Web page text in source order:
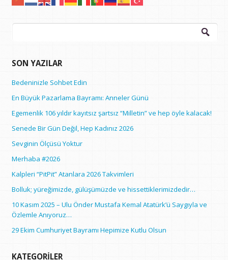
Arama:
SON YAZILAR
Bedeninizle Sohbet Edin
En Büyük Pazarlama Bayramı: Anneler Günü
Egemenlik 106 yıldır kayıtsız şartsız “Milletin” ve hep öyle kalacak!
Senede Bir Gün Değil, Hep Kadınız 2026
Sevginin Ölçüsü Yoktur
Merhaba #2026
Kalpleri “PitPit” Atanlara 2026 Takvimleri
Bolluk; yüreğimizde, gülüşümüzde ve hissettiklerimizdedir…
10 Kasım 2025 – Ulu Önder Mustafa Kemal Atatürk’ü Saygıyla ve
Özlemle Anıyoruz…
29 Ekim Cumhuriyet Bayramı Hepimize Kutlu Olsun
KATEGORILER